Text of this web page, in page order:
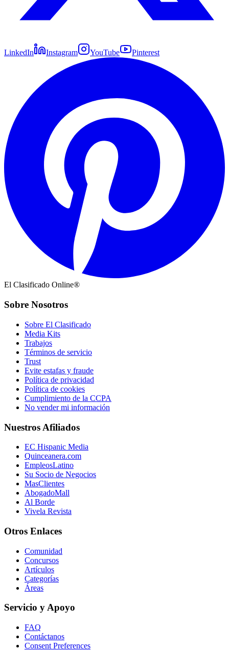
LinkedIn Instagram YouTube Pinterest
El Clasificado Online®
Sobre Nosotros
Sobre El Clasificado
Media Kits
Trabajos
Términos de servicio
Trust
Evite estafas y fraude
Política de privacidad
Política de cookies
Cumplimiento de la CCPA
No vender mi información
Nuestros Afiliados
EC Hispanic Media
Quinceanera.com
EmpleosLatino
Su Socio de Negocios
MasClientes
AbogadoMall
Al Borde
Vivela Revista
Otros Enlaces
Comunidad
Concursos
Artículos
Categorías
Áreas
Servicio y Apoyo
FAQ
Contáctanos
Consent Preferences